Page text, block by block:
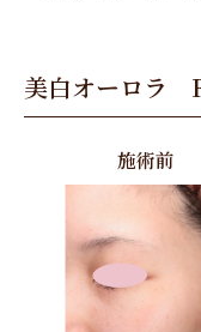
美白オーロラ
施術前